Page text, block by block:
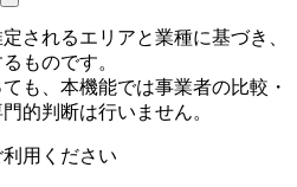
されるエリアと業種に基づき、
ものです。
も、本機能では事業者の比較・
的判断は行いません。
用ください